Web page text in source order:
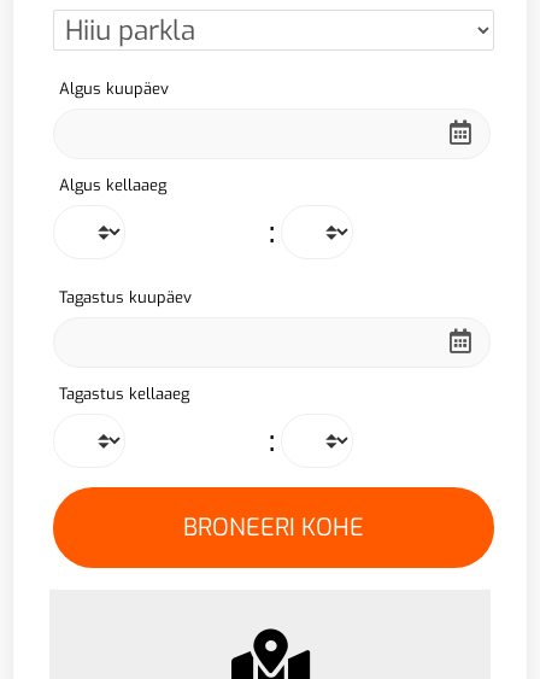
Algus kuupäev
Algus kellaaeg
:
Tagastus kuupäev
Tagastus kellaaeg
: